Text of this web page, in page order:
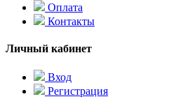
Оплата
Контакты
Личный кабинет
Вход
Регистрация